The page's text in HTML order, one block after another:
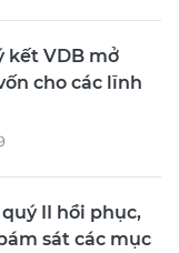
kết VDB mở
cho các lĩnh
II hồi phục,
sát các mục